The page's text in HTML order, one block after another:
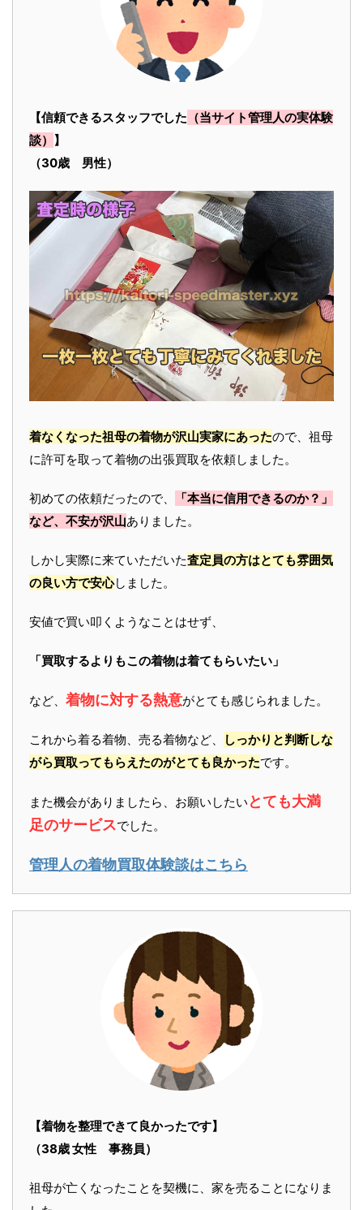
【信頼できるスタッフでした （当サイト管理人の実体験
談） 】
（30歳 男性）
着なくなった祖母の着物が沢山実家にあったので、祖母
に許可を取って着物の出張買取を依頼しました。
初めての依頼だったので、
「本当に信用できるのか？」
など、不安が沢山ありました。
しかし実際に来ていただいた査定員の方はとても雰囲気
の良い方で安心しました。
安値で買い叩くようなことはせず、
「買取するよりもこの着物は着てもらいたい」
など、 着物に対する熱意がとても感じられました。
これから着る着物、売る着物など、
しっかりと判断しな
がら買取ってもらえたのがとても良かったです。
また機会がありましたら、お願いしたい とても大満
足のサービスでした。
管理人の着物買取体験談はこちら
【着物を整理できて良かったです】
（38歳 女性 事務員）
祖母が亡くなったことを契機に、家を売ることになりま